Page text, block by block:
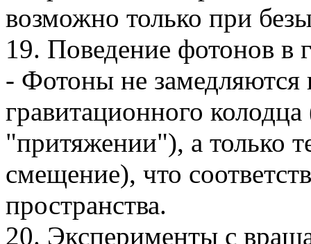
возможно только при
19. Поведение фотонов в
- Фотоны не замедляются
гравитационного
"притяжении"), а только
смещение), что
пространства.
20. Эксперименты с